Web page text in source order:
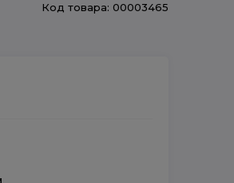
Код товара: 00003465